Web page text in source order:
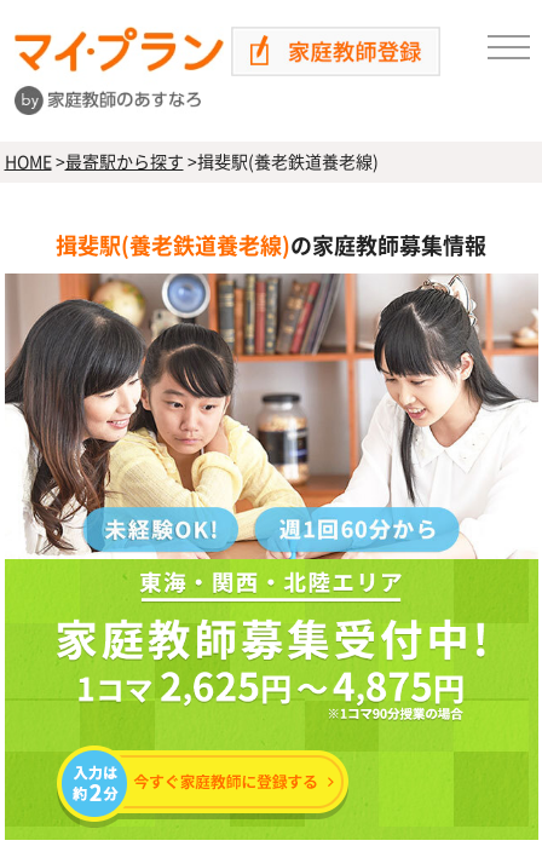
HOME>最寄駅から探す >揖斐駅(養老鉄道養老線)
揖斐駅(養老鉄道養老線)の家庭教師募集情報